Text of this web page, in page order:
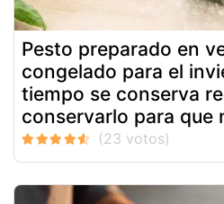
Pesto preparado en
congelado para el
tiempo se conserva
conservarlo para que